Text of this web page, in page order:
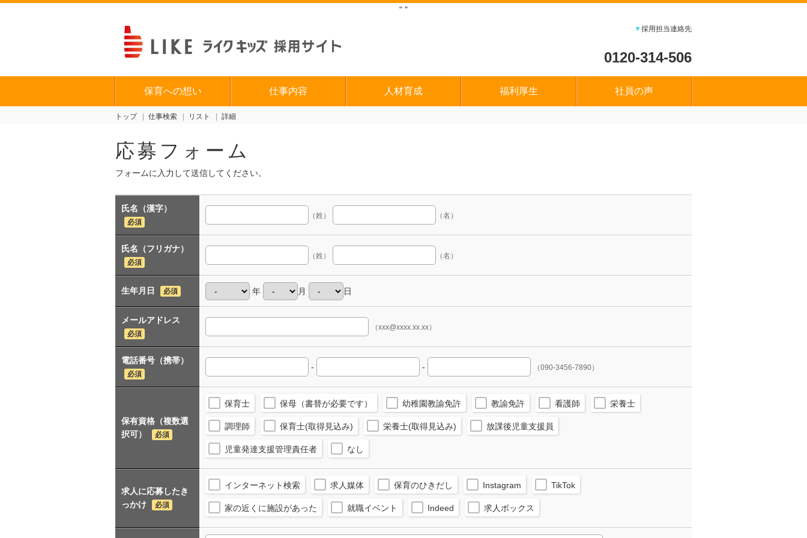
" "
▼採用担当連絡先
0120-314-506
保育への想い 仕事内容 人材育成 福利厚生 社員の声
トップ 仕事検索 リスト 詳細
応募フォーム
フォームに入力して送信してください。
氏名（漢字）
必須
（姓） （名）
氏名（フリガナ）
必須
（姓） （名）
生年月日 必須 年 月 日
メールアドレス
必須
（xxx@xxxx.xx.xx）
電話番号（携帯）
必須
- - （090-3456-7890）
保有資格（複数選
択可）
必須
保育士 保母（書替が必要です） 幼稚園教諭免許 教諭免許 看護師 栄養士
調理師 保育士(取得見込み) 栄養士(取得見込み) 放課後児童支援員
児童発達支援管理責任者 なし
求人に応募したき
っかけ
必須
インターネット検索 求人媒体 保育のひきだし Instagram TikTok
家の近くに施設があった 就職イベント Indeed 求人ボックス